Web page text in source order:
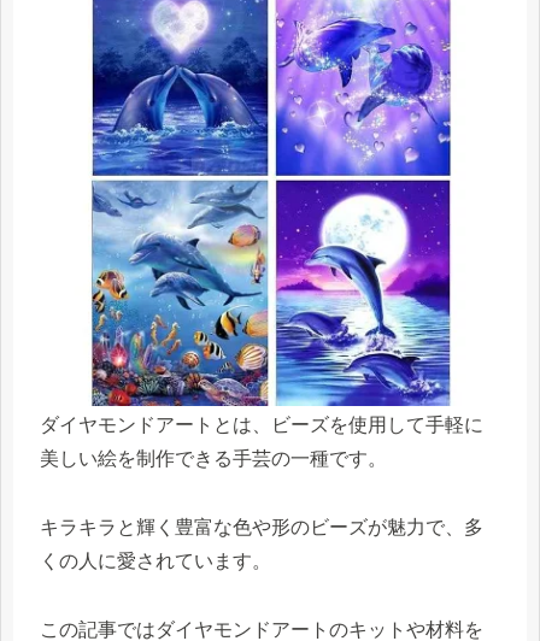
ダイヤモンドアートとは、ビーズを使用して手軽に
美しい絵を制作できる手芸の一種です。
キラキラと輝く豊富な色や形のビーズが魅力で、多
くの人に愛されています。
この記事ではダイヤモンドアートのキットや材料を